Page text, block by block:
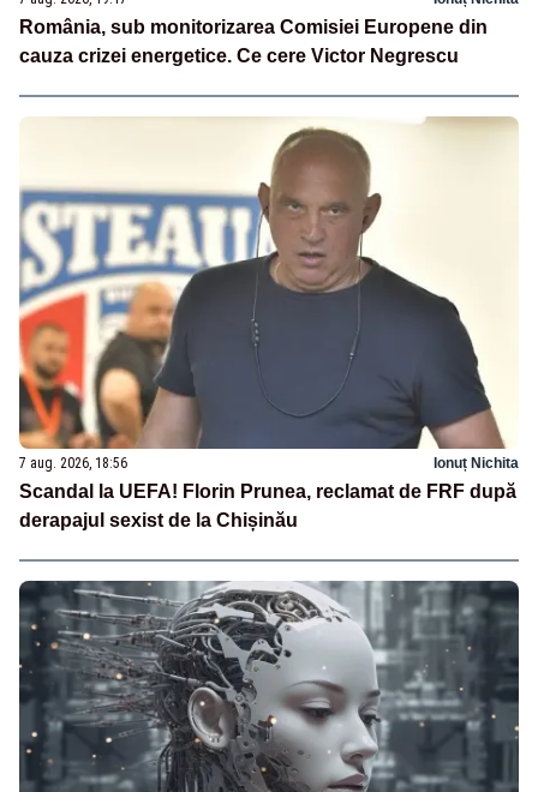
România, sub monitorizarea Comisiei Europene din
cauza crizei energetice. Ce cere Victor Negrescu
7 aug. 2026, 18:56 Ionuț Nichita
Scandal la UEFA! Florin Prunea, reclamat de FRF după
derapajul sexist de la Chișinău